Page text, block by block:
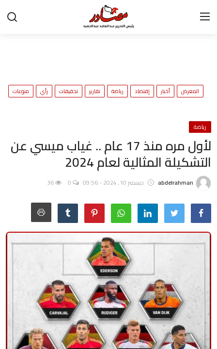
المعرض
إقتصاد
رياضة
تقارير
تحقيقات
رأي
منوعات
عالمية
المعرض أخبار إقتصاد رياضة تقارير تحقيقات رأي منوعات
رياضة
لأول مره منذ 17 عام .. غياب ميسي عن
التشكيلة المثالية لعام 2024
abdelrahman ديسمبر 10, 2024 - 09:56